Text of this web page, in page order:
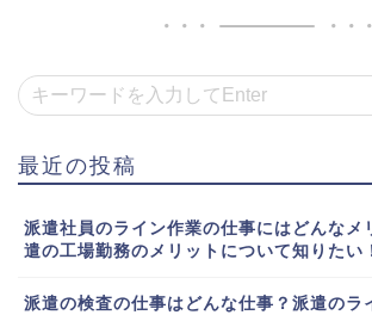
最近の投稿
派遣社員のライン作業の仕事にはどんなメ
遣の工場勤務のメリットについて知りたい
派遣の検査の仕事はどんな仕事？派遣のラ